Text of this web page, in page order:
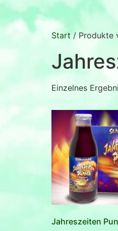
Start/ Produkte
Einzelnes
Jahreszeiten